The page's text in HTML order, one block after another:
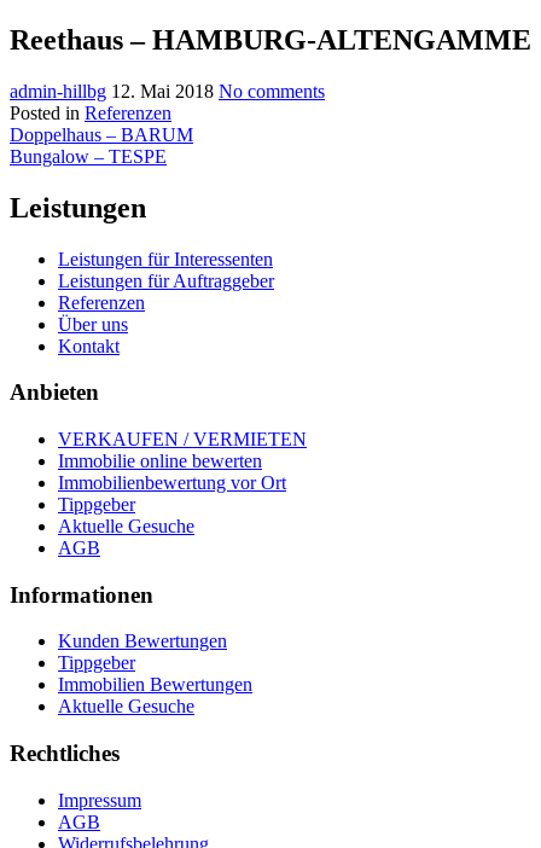
Reethaus – HAMBURG-ALTENGAMME
admin-hillbg 12. Mai 2018 No comments
Posted in Referenzen
Beitragsnavigation
Doppelhaus – BARUM
Bungalow – TESPE
Leistungen
Leistungen für Interessenten
Leistungen für Auftraggeber
Referenzen
Über uns
Kontakt
Anbieten
VERKAUFEN / VERMIETEN
Immobilie online bewerten
Immobilienbewertung vor Ort
Tippgeber
Aktuelle Gesuche
AGB
Informationen
Kunden Bewertungen
Tippgeber
Immobilien Bewertungen
Aktuelle Gesuche
Rechtliches
Impressum
AGB
Widerrufsbelehrung